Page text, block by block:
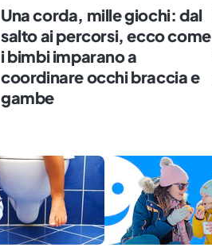
Una corda, mille giochi: dal
salto ai percorsi, ecco come
i bimbi imparano a
coordinare occhi braccia e
gambe